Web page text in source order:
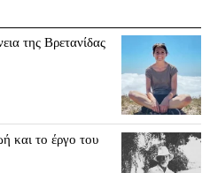
της Βρετανίδας
και το έργο του